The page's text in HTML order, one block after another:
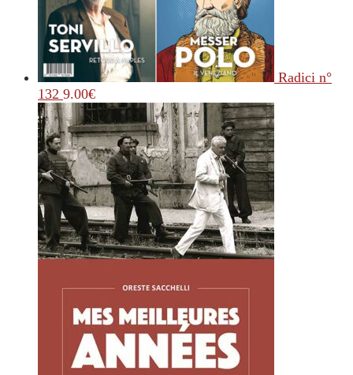
Radici n°
132 9.00€